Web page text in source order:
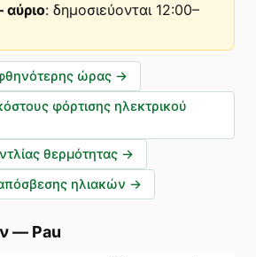
αύριο: δημοσιεύονται 12:00–
ώρας →
φόρτισης ηλεκτρικού
θερμότητας →
ηλιακών →
— Pau